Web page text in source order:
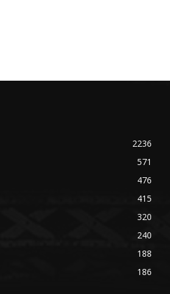
2236
571
476
415
320
240
188
186